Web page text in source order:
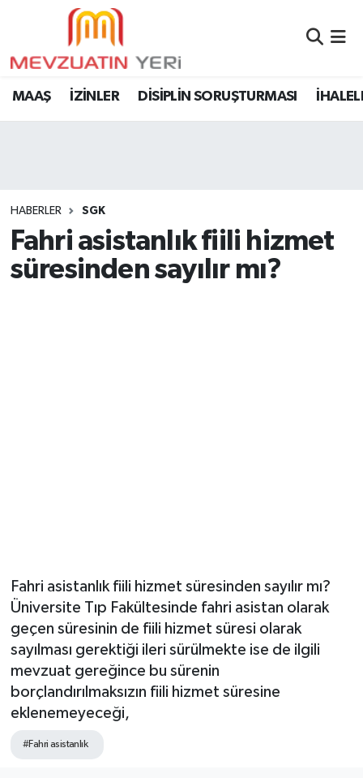
MAAŞ İZİNLER DİSİPLİN SORUŞTURMASI
HABERLER SGK
Fahri asistanlık fiili hizmet
süresinden sayılır mı?
Fahri asistanlık fiili hizmet süresinden sayılır mı?
Üniversite Tıp Fakültesinde fahri asistan olarak
geçen süresinin de fiili hizmet süresi olarak
sayılması gerektiği ileri sürülmekte ise de ilgili
mevzuat gereğince bu sürenin
borçlandırılmaksızın fiili hizmet süresine
eklenemeyeceği,
#Fahri asistanlık